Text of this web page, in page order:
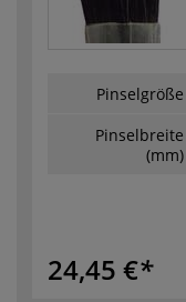
Pinselgröße
Pinselbreite
(mm)
24,45 €